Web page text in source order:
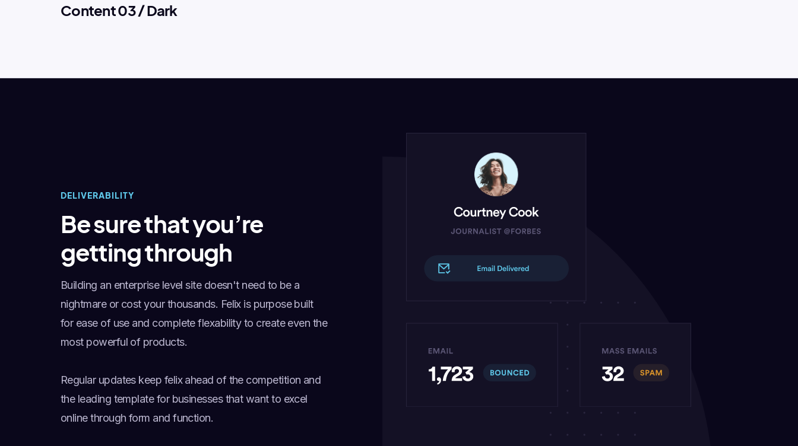
Content 03 / Dark
DELIVERABILITY
Be sure that you’re
getting through
Building an enterprise level site doesn't need to be a
nightmare or cost your thousands. Felix is purpose built
for ease of use and complete flexability to create even the
most powerful of products.
Regular updates keep felix ahead of the competition and
the leading template for businesses that want to excel
online through form and function.